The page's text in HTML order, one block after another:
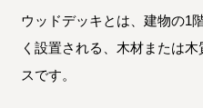
ウッドデッキとは、建物の1
く設置される、木材または
スです。